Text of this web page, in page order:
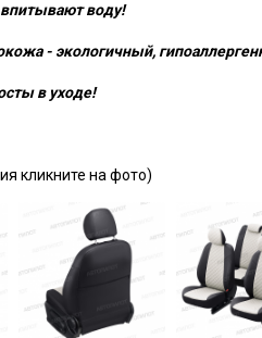
воду!
- экологичный,
в уходе!
кликните на фото)